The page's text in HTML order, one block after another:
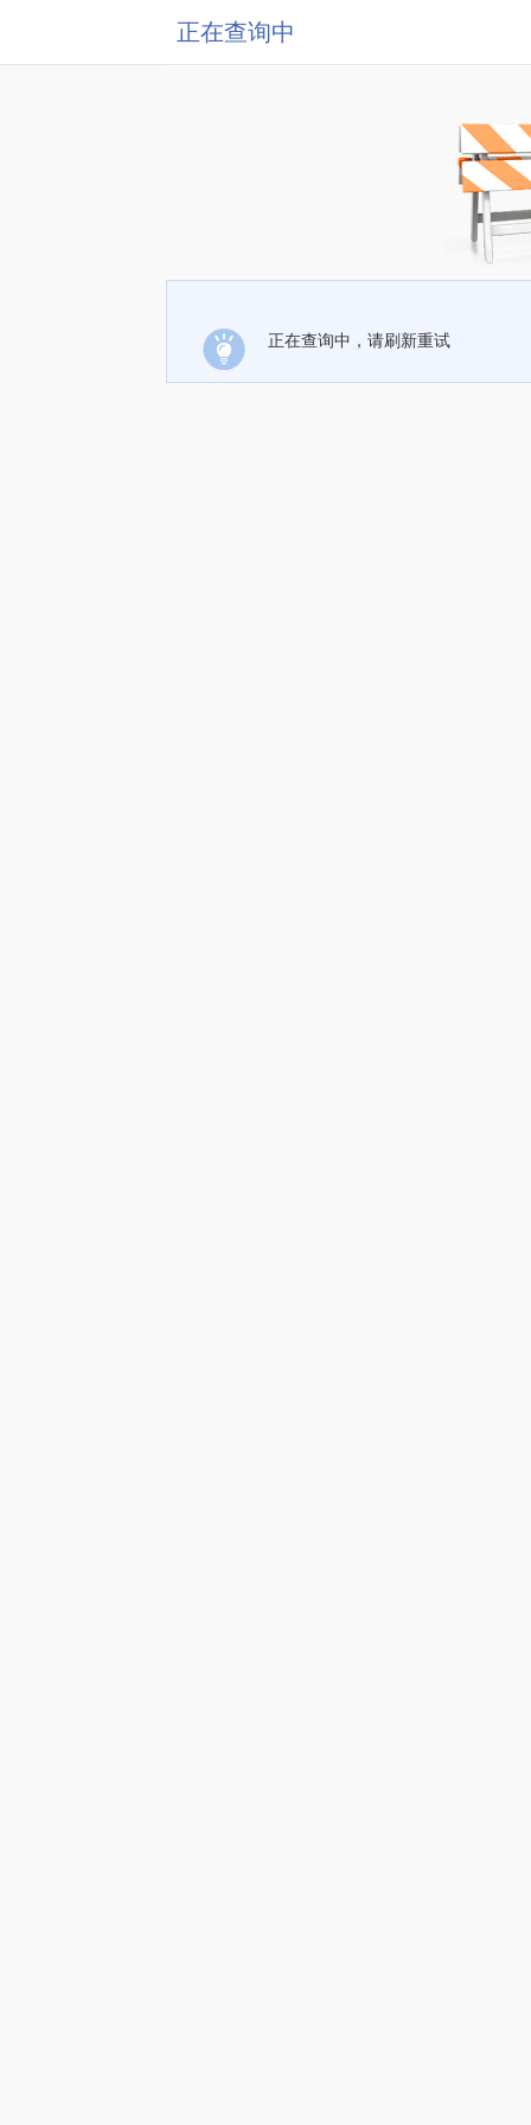
正在查询中
正在查询中，请刷新重试